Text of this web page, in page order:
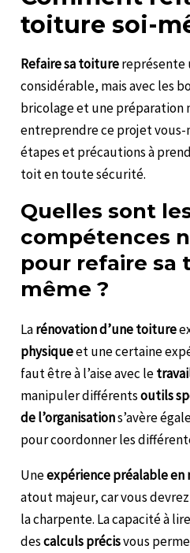
toiture soi-
Refaire sa toiturereprésente
considérable, mais avec les
bricolage et une préparation
entreprendre ce projet vous-
étapes et précautions à
toit en toute sécurité.
Quelles sont
compétences
pour refaire sa
même ?
Larénovation d’une toiture
physiqueet une certaine
faut être à l’aise avec le
manipuler différentsoutils
de l’organisations’avère
pour coordonner les
Uneexpérience préalable en
atout majeur, car vous
la charpente. La capacité à
descalculs précisvous